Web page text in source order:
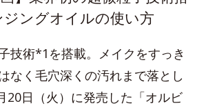
ングオイルの使い方
技術*1を搭載。メイクをすっき
なく毛穴深くの汚れまで落とし
20日（火）に発売した「オルビ